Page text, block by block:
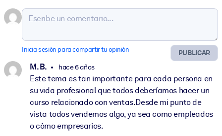
PUBLICAR
Inicia sesión para compartir tu opinión
M. B. hace 6 años
Este tema es tan importante para cada persona en
su vida profesional que todos deberíamos hacer un
curso relacionado con ventas.Desde mi punto de
vista todos vendemos algo, ya sea como empleados
o cómo empresarios.